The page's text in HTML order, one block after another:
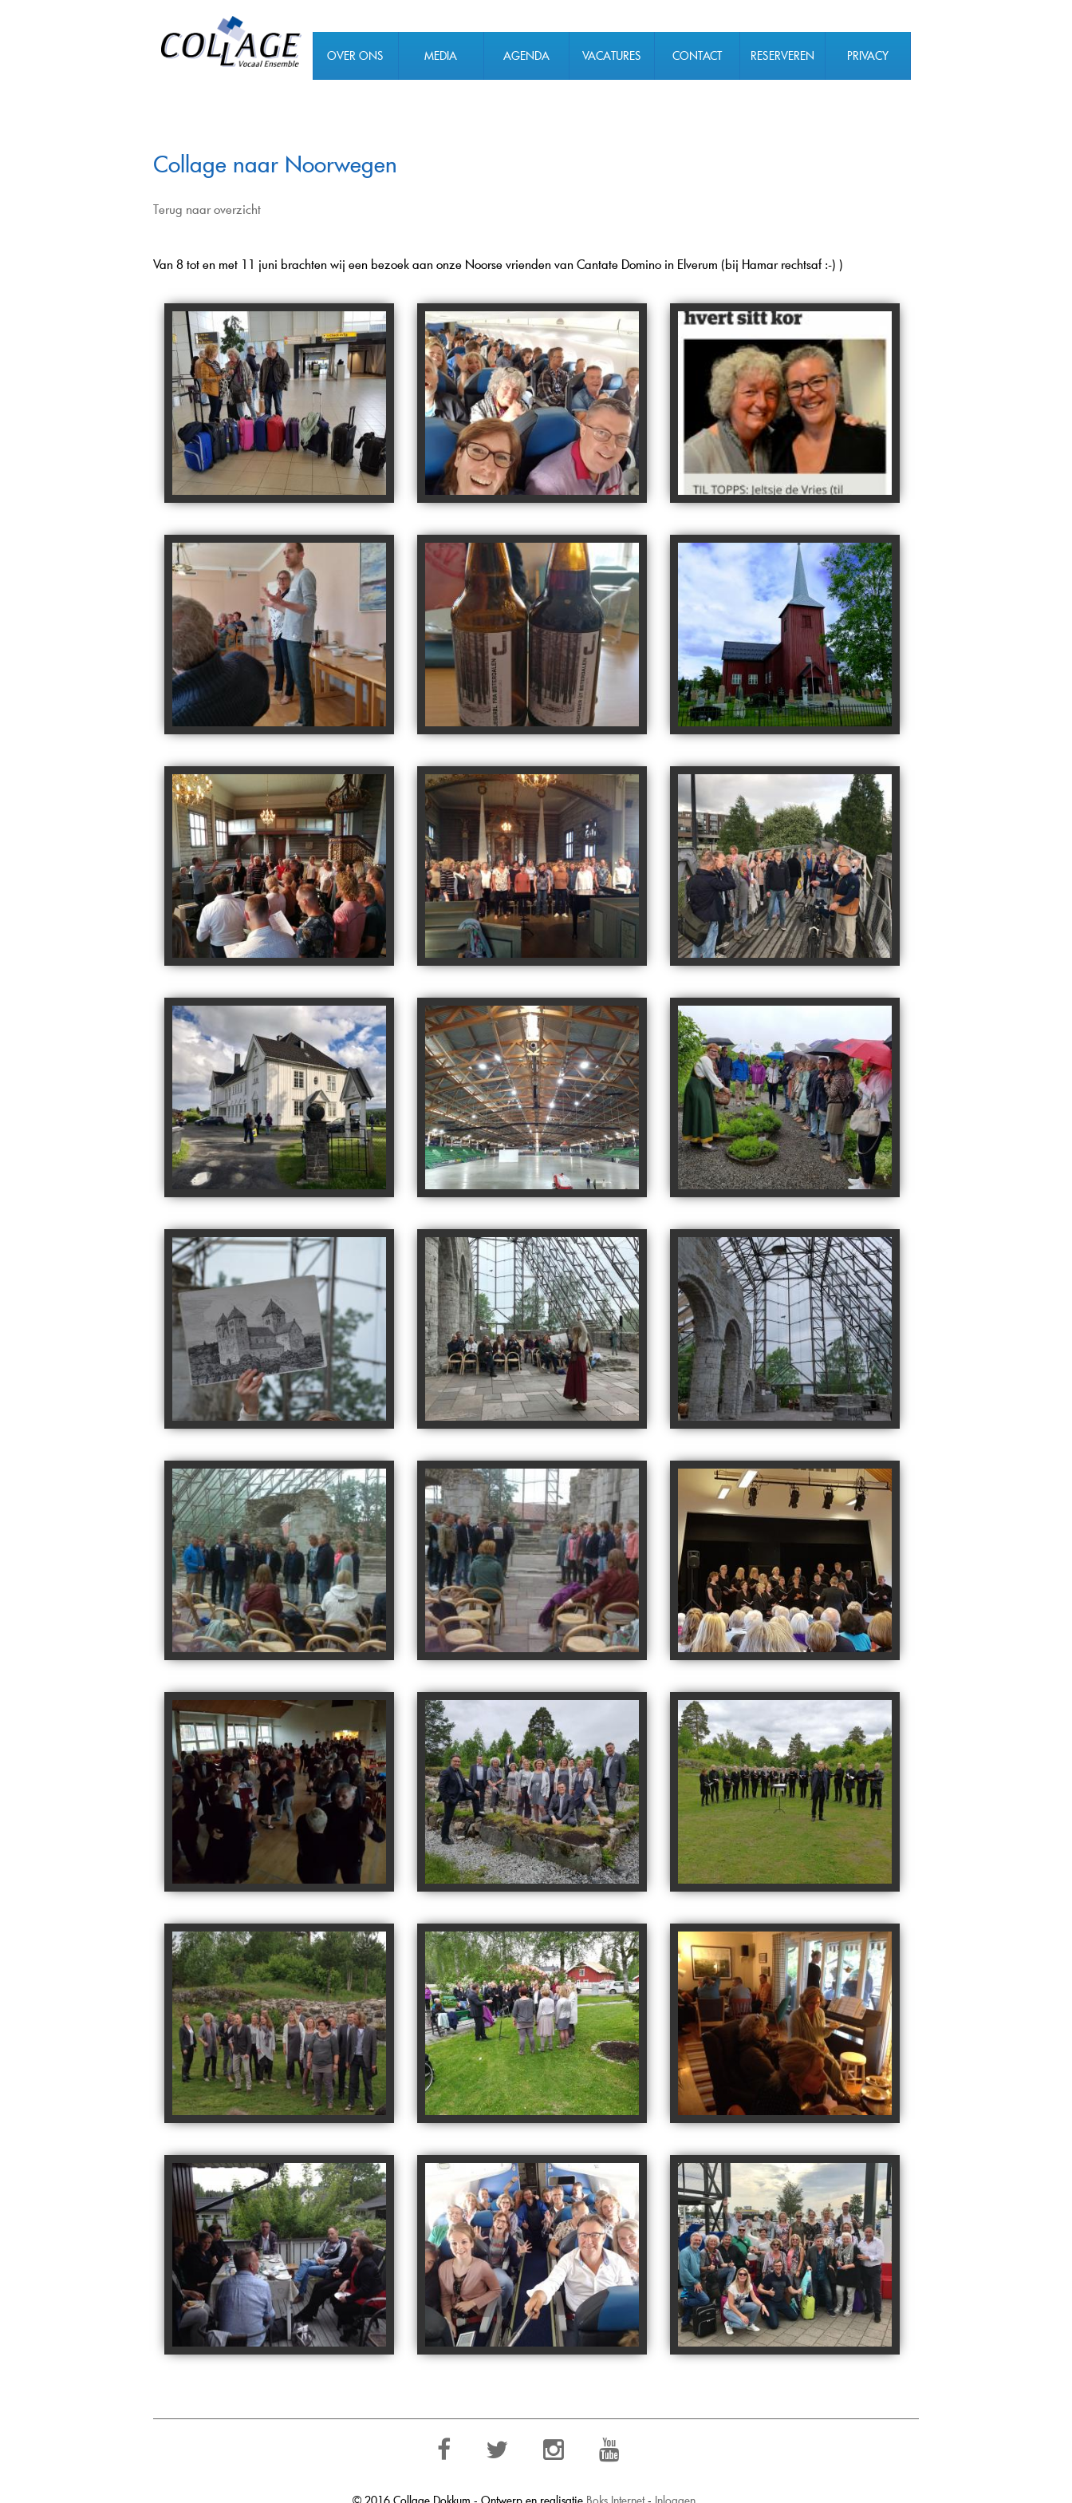
OVER ONS MEDIA AGENDA VACATURES CONTACT RESERVEREN PRIVACY
Collage naar Noorwegen
Terug naar overzicht
Van 8 tot en met 11 juni brachten wij een bezoek aan onze Noorse vrienden van Cantate Domino in Elverum (bij Hamar rechtsaf :-) )